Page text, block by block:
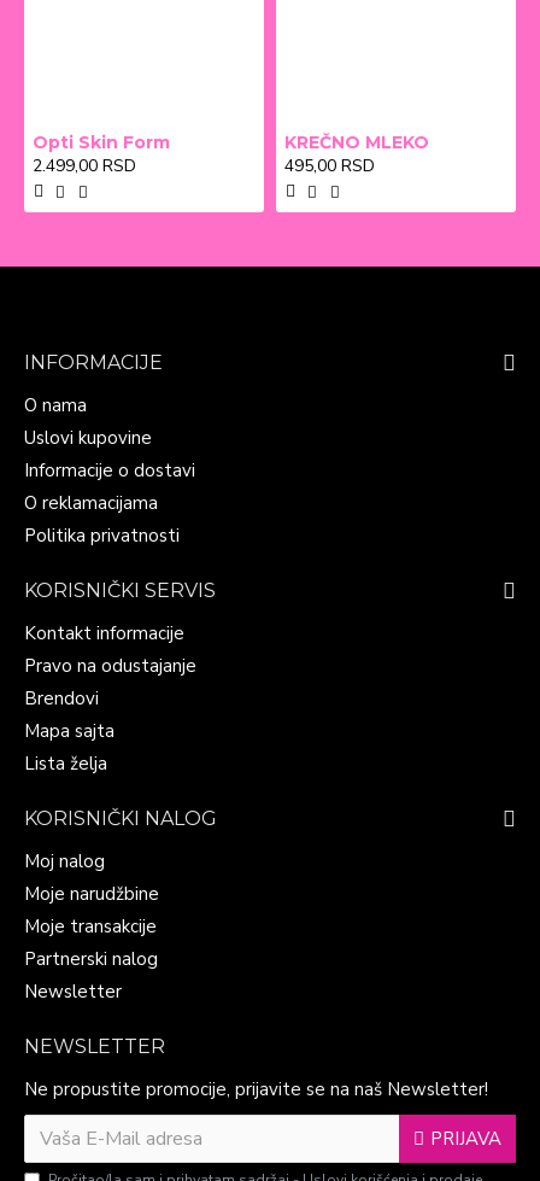
Opti Skin Form
2.499,00 RSD
KREČNO MLEKO
495,00 RSD
INFORMACIJE
O nama
Uslovi kupovine
Informacije o dostavi
O reklamacijama
Politika privatnosti
KORISNIČKI SERVIS
Kontakt informacije
Pravo na odustajanje
Brendovi
Mapa sajta
Lista želja
KORISNIČKI NALOG
Moj nalog
Moje narudžbine
Moje transakcije
Partnerski nalog
Newsletter
NEWSLETTER
Ne propustite promocije, prijavite se na naš Newsletter!
PRIJAVA